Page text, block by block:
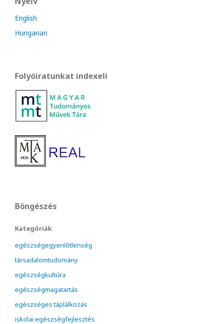
English
Hungarian
Folyóiratunkat indexeli
Böngészés
Kategóriák
egészségegyenlőtlenség
társadalomtudomány
egészségkultúra
egészségmagatartás
egészséges táplálkozás
iskolai egészségfejlesztés